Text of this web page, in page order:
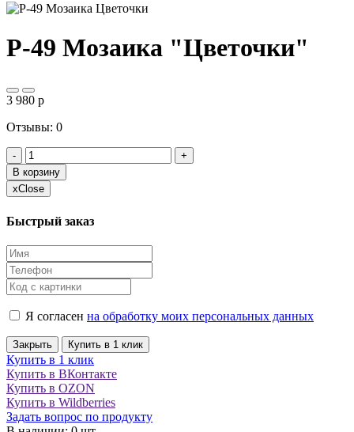
Р-49 Мозаика "Цветочки"
3 980 p
Отзывы: 0
-
+
В корзину
xClose
Быстрый заказ
Я согласен на обработку моих персональных данных
Закрыть Купить в 1 клик
Купить в 1 клик
Купить в ВКонтакте
Купить в OZON
Купить в Wildberries
Задать вопрос по продукту